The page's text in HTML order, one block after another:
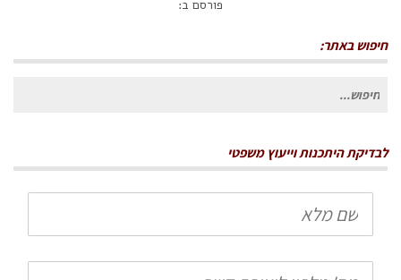
פורסם ב:
חיפוש באתר:
חיפוש
לבדיקת היתכנות וייעוץ משפטי
שם
מלא
טלפון